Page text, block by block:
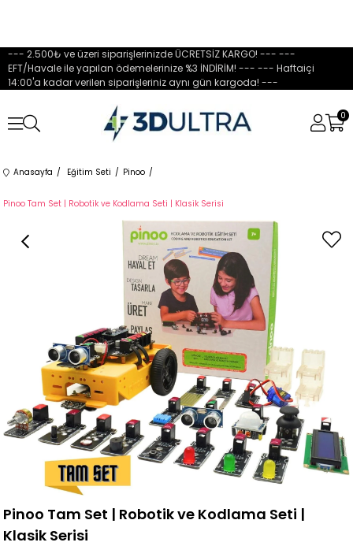
--- 2.500₺ ve üzeri siparişlerinizde ÜCRETSİZ KARGO! --- ---
EFT/Havale ile yapılan ödemelerinize %3 İNDİRİM! --- --- Haftaiçi
14:00'a kadar verilen siparişleriniz aynı gün kargoda! ---
0
Anasayfa Eğitim Seti Pinoo
Pinoo Tam Set | Robotik ve Kodlama Seti | Klasik Serisi
Pinoo Tam Set | Robotik ve Kodlama Seti |
Klasik Serisi